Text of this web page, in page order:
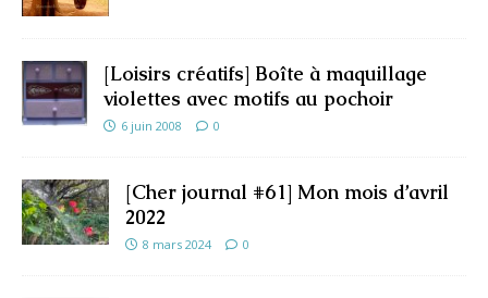
[Loisirs créatifs] Boîte à maquillage
violettes avec motifs au pochoir
6 juin 2008 0
[Cher journal #61] Mon mois d’avril
2022
8 mars 2024 0